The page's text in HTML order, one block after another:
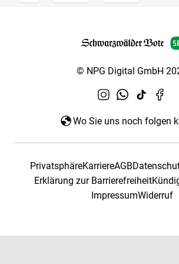
© NPG Digital GmbH
Wo Sie uns noch folgen
PrivatsphäreKarriereAGB
Erklärung zur Barrierefreiheit
ImpressumWiderruf